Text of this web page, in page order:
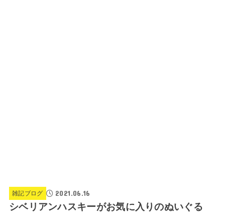
雑記ブログ 2021.06.16
シベリアンハスキーがお気に入りのぬいぐる